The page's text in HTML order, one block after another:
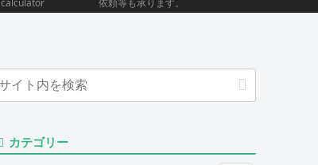
calculator
依頼等も承ります。
カテゴリー